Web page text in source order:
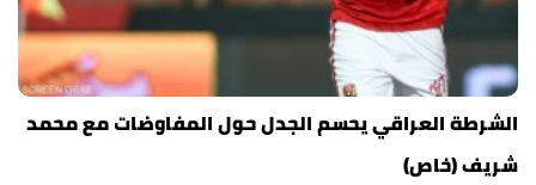
الشرطة العراقي يحسم الجدل حول المفاوضات مع محمد
شريف (خاص)